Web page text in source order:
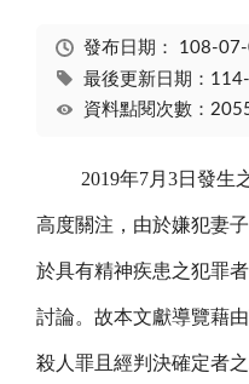
發布日期： 108-
最後更新日期：
資料點閱次數：
2019年7月3日發生
高度關注，由於嫌犯妻
於具有精神疾患之犯罪
討論。故本文獻導覽藉
殺人罪且經判決確定者